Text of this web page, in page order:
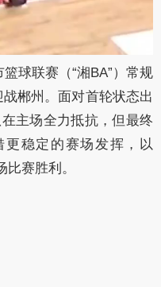
球联赛（“湘BA”）常规
郴州。面对首轮状态出
主场全力抵抗，但最终
稳定的赛场发挥，以
赛胜利。